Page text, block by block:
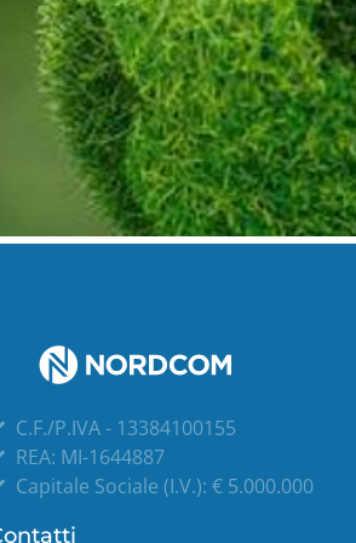
C.F./P.IVA - 13384100155
REA: MI-1644887
Capitale Sociale (I.V.): € 5.000.000